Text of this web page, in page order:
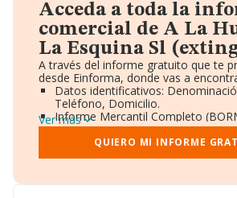
Acceda a toda la
comercial de A La
La Esquina Sl
A través del informe gratuito que te
desde Einforma, donde vas a
Datos identificativos:
Teléfono, Domicilio.
Informe Mercantil Completo
Gráficos de Evolución Ventas y
Consejo de Administración y
Directivos y Ejecutivos.
Ver más
QUIERO MI INFORME